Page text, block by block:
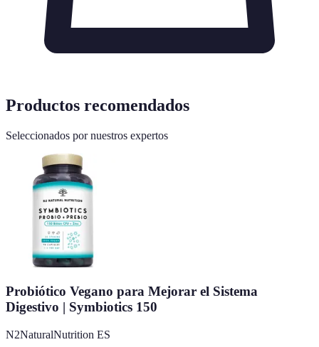
Productos recomendados
Seleccionados por nuestros expertos
Probiótico Vegano para Mejorar el Sistema
Digestivo | Symbiotics 150
N2NaturalNutrition ES